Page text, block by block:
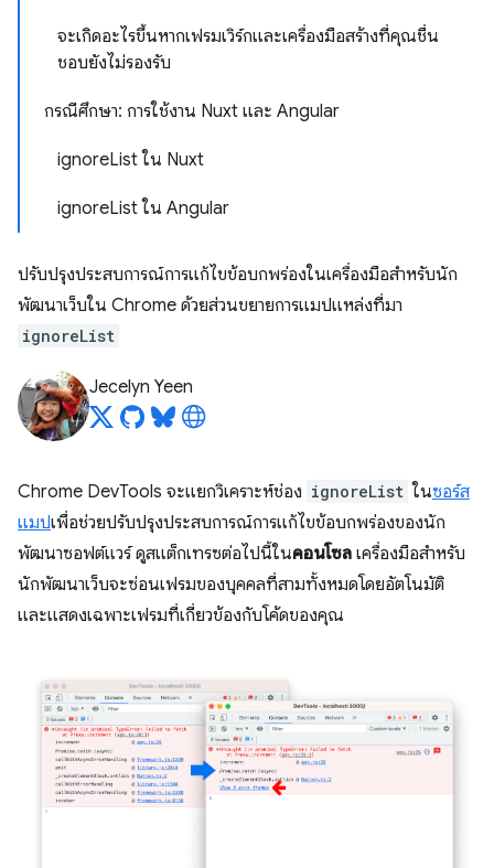
จะเกิดอะไรขึ้นหากเฟรมเวิร์กและเครื่องมือสร้างที่คุณชื่น
ชอบยังไม่รองรับ
กรณีศึกษา: การใช้งาน Nuxt และ Angular
ignoreList ใน Nuxt
ignoreList ใน Angular
ปรับปรุงประสบการณ์การแก้ไขข้อบกพร่องในเครื่องมือสำหรับนัก
พัฒนาเว็บใน Chrome ด้วยส่วนขยายการแมปแหล่งที่มา
ignoreList
Jecelyn Yeen
Chrome DevTools จะแยกวิเคราะห์ช่อง ignoreList ในซอร์ส
แมปเพื่อช่วยปรับปรุงประสบการณ์การแก้ไขข้อบกพร่องของนัก
พัฒนาซอฟต์แวร์ ดูสแต็กเทรซต่อไปนี้ในคอนโซล เครื่องมือสำหรับ
นักพัฒนาเว็บจะซ่อนเฟรมของบุคคลที่สามทั้งหมดโดยอัตโนมัติ
และแสดงเฉพาะเฟรมที่เกี่ยวข้องกับโค้ดของคุณ